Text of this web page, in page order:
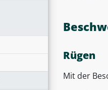
Rügen
Mit der